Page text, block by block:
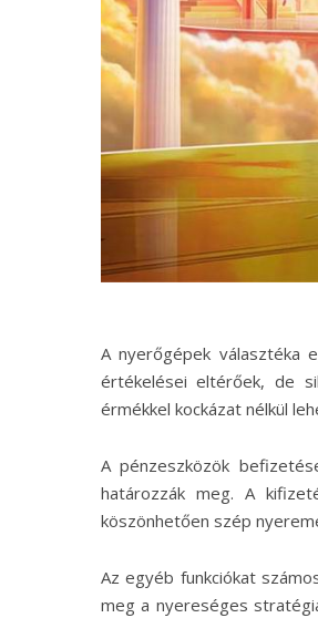
A nyerőgépek választéka
értékelései eltérőek, de
érmékkel kockázat nélkül
A pénzeszközök
határozzák meg. A
köszönhetően szép
Az egyéb funkciókat
meg a nyereséges